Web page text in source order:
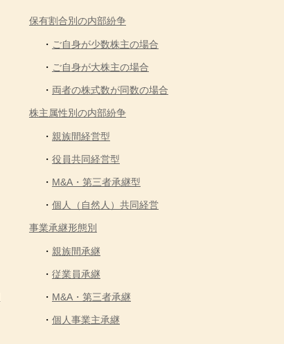
保有割合別の内部紛争
ご自身が少数株主の場合
ご自身が大株主の場合
両者の株式数が同数の場合
株主属性別の内部紛争
親族間経営型
役員共同経営型
M&A・第三者承継型
個人（自然人）共同経営
事業承継形態別
親族間承継
従業員承継
M&A・第三者承継
個人事業主承継